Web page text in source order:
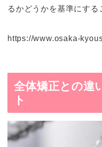
るかどうかを基準にする
https://www.osaka-
全体矯正との違
ト